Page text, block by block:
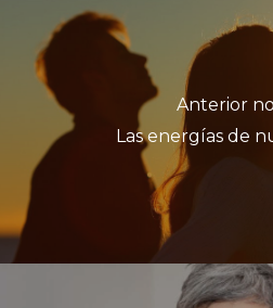
Anterior
Las energías de